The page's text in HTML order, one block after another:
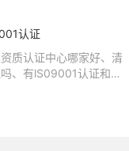
文！
认证
质认证中心哪家好、清
、有lS09001认证和
理在哪家公司办比较放